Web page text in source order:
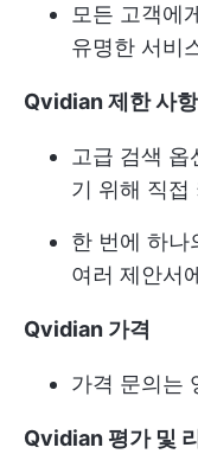
모든 고객에
유명한 서비
Qvidian 제한 사항
고급 검색
기 위해 직접
한 번에 하나
여러 제안서
Qvidian 가격
가격 문의는
Qvidian 평가 및